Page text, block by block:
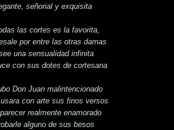
señorial y exquisita
las cortes es la favorita,
por entre las otras damas
una sensualidad infinita
con sus dotes de cortesana
Don Juan malintencionado
con arte sus finos versos
realmente enamorado
alguno de sus besos